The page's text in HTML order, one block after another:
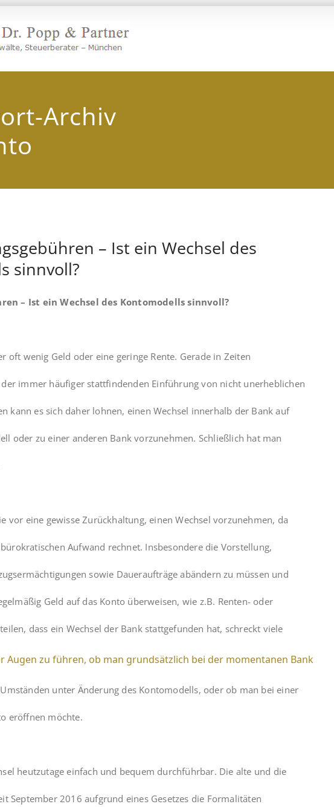
Archiv
– Ist ein Wechsel des
sinnvoll?
– Ist ein Wechsel des Kontomodells sinnvoll?
oft wenig Geld oder eine geringe Rente. Gerade in Zeiten
immer häufiger stattfindenden Einführung von nicht unerheblichen
kann es sich daher lohnen, einen Wechsel innerhalb der Bank auf
oder zu einer anderen Bank vorzunehmen. Schließlich hat man
vor eine gewisse Zurückhaltung, einen Wechsel vorzunehmen, da
Aufwand rechnet. Insbesondere die Vorstellung,
sowie Daueraufträge abändern zu müssen und
Geld auf das Konto überweisen, wie z.B. Renten- oder
dass ein Wechsel der Bank stattgefunden hat, schreckt viele
Augen zu führen, ob man grundsätzlich bei der momentanen Bank
unter Änderung des Kontomodells, oder ob man bei einer
eröffnen möchte.
heutzutage einfach und bequem durchführbar. Die alte und die
September 2016 aufgrund eines Gesetzes die Formalitäten